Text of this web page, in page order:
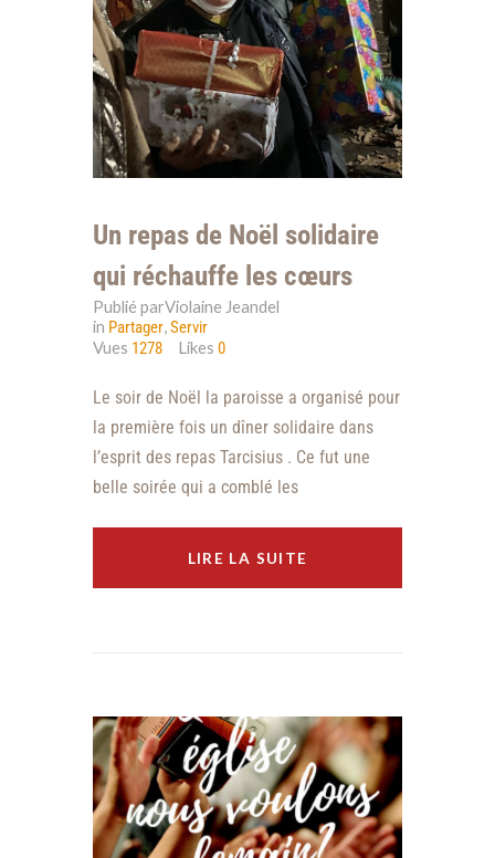
Un repas de Noël solidaire
qui réchauffe les cœurs
Publié parViolaine Jeandel
in Partager Servir
Vues 1278 Likes0
Le soir de Noël la paroisse a organisé pour
la première fois un dîner solidaire dans
l’esprit des repas Tarcisius . Ce fut une
belle soirée qui a comblé les
LIRE LA SUITE